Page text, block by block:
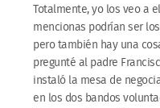
Totalmente, yo los veo a
mencionas podrían ser
pero también hay una
pregunté al padre
instaló la mesa de
en los dos bandos